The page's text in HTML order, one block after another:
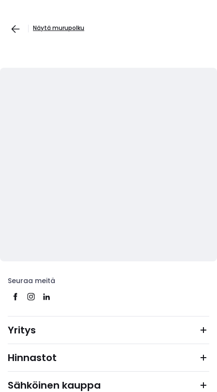
Näytä murupolku
Seuraa meitä
Yritys
Hinnastot
Sähköinen kauppa